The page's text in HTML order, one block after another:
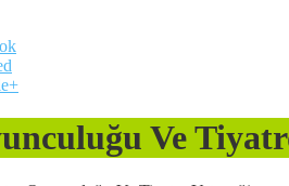
Ve